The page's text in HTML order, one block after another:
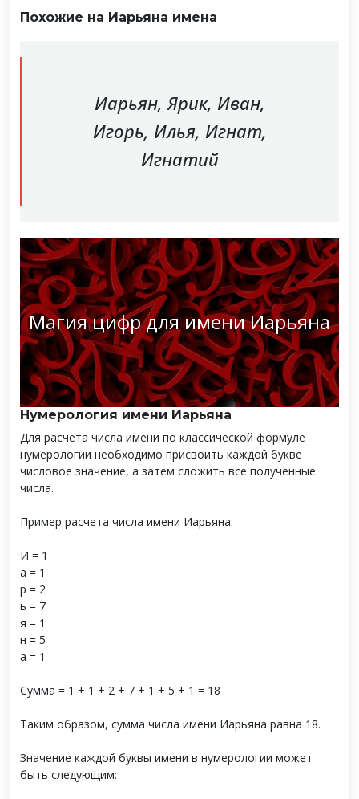
Похожие на Иарьяна имена
Иарьян, Ярик, Иван,
Игорь, Илья, Игнат,
Игнатий
Магия цифр для имени Иарьяна
Нумерология имени Иарьяна
Для расчета числа имени по классической формуле
нумерологии необходимо присвоить каждой букве
числовое значение, а затем сложить все полученные
числа.
Пример расчета числа имени Иарьяна:
И = 1
а = 1
р = 2
ь = 7
я = 1
н = 5
а = 1
Сумма = 1 + 1 + 2 + 7 + 1 + 5 + 1 = 18
Таким образом, сумма числа имени Иарьяна равна 18.
Значение каждой буквы имени в нумерологии может
быть следующим: